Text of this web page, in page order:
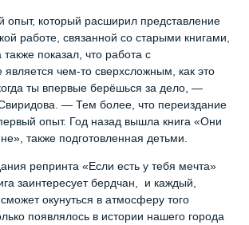
опыт, который расширил представление
работе, связанной со старыми книгами,
показал, что работа с
является чем-то сверхсложным, как это
ты впервые берёшься за дело, —
— Тем более, что переиздание
опыт. Год назад вышла книга «Они
также подготовленная детьми.
репринта «Если есть у тебя мечта»
заинтересует бердчан, и каждый,
окунуться в атмосферу того
появлялось в истории нашего города